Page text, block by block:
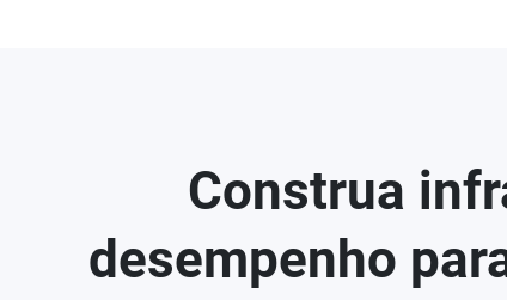
Construa
desempenho